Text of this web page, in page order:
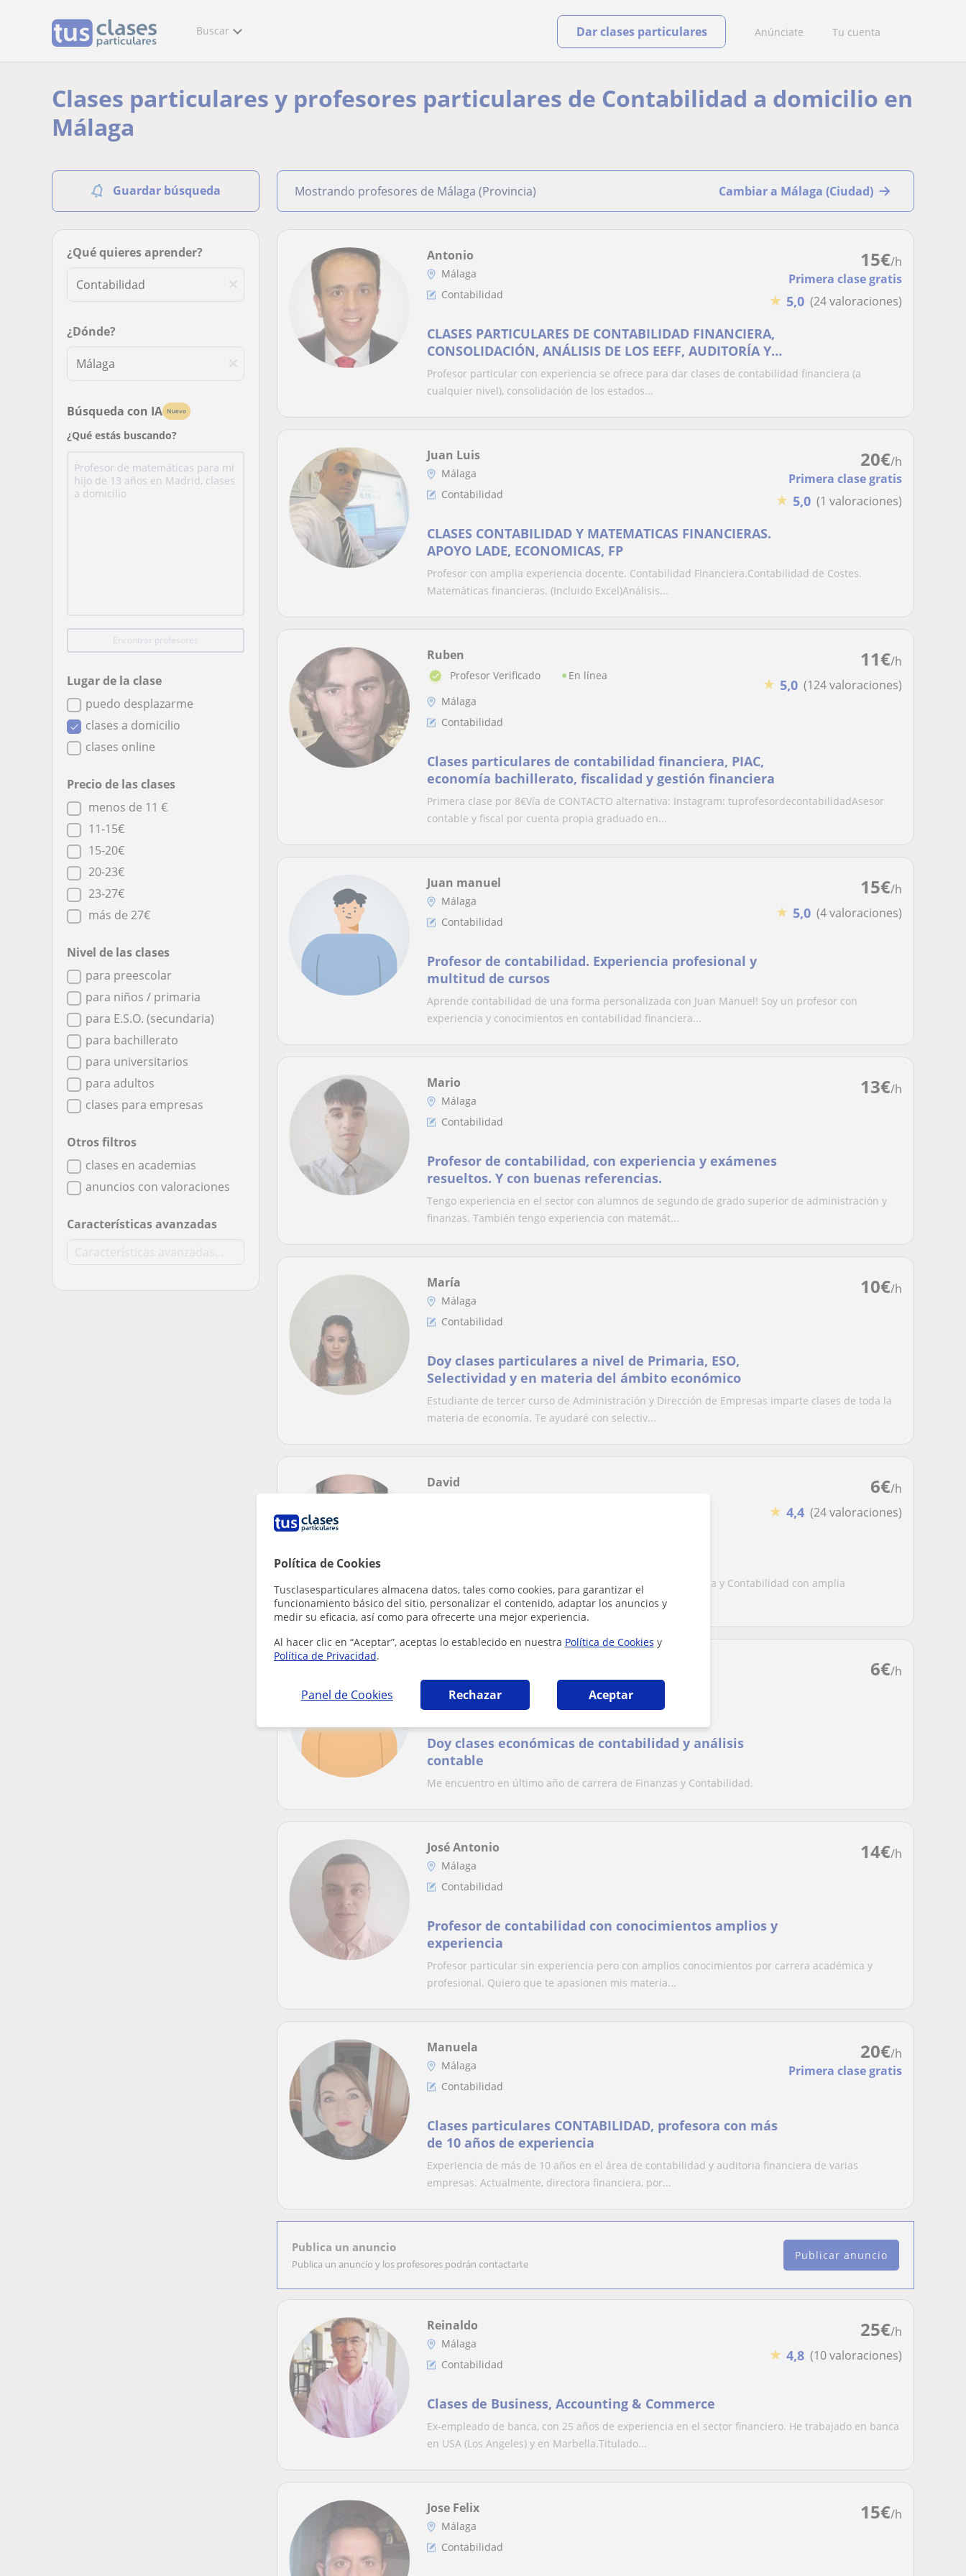
Política de Cookies
Tusclasesparticulares almacena datos, tales como cookies, para garantizar el
funcionamiento básico del sitio, personalizar el contenido, adaptar los anuncios y
medir su eficacia, así como para ofrecerte una mejor experiencia.
Al hacer clic en “Aceptar”, aceptas lo establecido en nuestra Política de Cookies y
Política de Privacidad.
Panel de Cookies Rechazar Aceptar
Buscar Anúnciate Tu cuenta
Dar clases particulares
Clases particulares y profesores particulares de Contabilidad a domicilio en
Málaga
Guardar búsqueda
¿Qué quieres aprender?
¿Dónde?
Búsqueda con IA Nuevo
¿Qué estás buscando?
Encontrar profesores
Lugar de la clase
puedo desplazarme
clases a domicilio
clases online
Precio de las clases
menos de 11 €
11-15€
15-20€
20-23€
23-27€
más de 27€
Nivel de las clases
para preescolar
para niños / primaria
para E.S.O. (secundaria)
para bachillerato
para universitarios
para adultos
clases para empresas
Otros filtros
clases en academias
anuncios con valoraciones
Características avanzadas
Mostrando profesores de Málaga (Provincia) Cambiar a Málaga (Ciudad)
15€/h
Primera clase gratis
★ 5,0 (24 valoraciones)
Antonio
Málaga
Contabilidad
CLASES PARTICULARES DE CONTABILIDAD FINANCIERA,
CONSOLIDACIÓN, ANÁLISIS DE LOS EEFF, AUDITORÍA Y
PREPARACIÓN DE PRUEBAS AL ROAC
Profesor particular con experiencia se ofrece para dar clases de contabilidad financiera (a
cualquier nivel), consolidación de los estados...
20€/h
Primera clase gratis
★ 5,0 (1 valoraciones)
Juan Luis
Málaga
Contabilidad
CLASES CONTABILIDAD Y MATEMATICAS FINANCIERAS.
APOYO LADE, ECONOMICAS, FP
Profesor con amplia experiencia docente. Contabilidad Financiera.Contabilidad de Costes.
Matemáticas financieras. (Incluido Excel)Análisis...
11€/h
★ 5,0 (124 valoraciones)
Ruben
Profesor Verificado
En línea
Málaga
Contabilidad
Clases particulares de contabilidad financiera, PIAC,
economía bachillerato, fiscalidad y gestión financiera
Primera clase por 8€Vía de CONTACTO alternativa: Instagram: tuprofesordecontabilidadAsesor
contable y fiscal por cuenta propia graduado en...
15€/h
★ 5,0 (4 valoraciones)
Juan manuel
Málaga
Contabilidad
Profesor de contabilidad. Experiencia profesional y
multitud de cursos
Aprende contabilidad de una forma personalizada con Juan Manuel! Soy un profesor con
experiencia y conocimientos en contabilidad financiera...
13€/h
Mario
Málaga
Contabilidad
Profesor de contabilidad, con experiencia y exámenes
resueltos. Y con buenas referencias.
Tengo experiencia en el sector con alumnos de segundo de grado superior de administración y
finanzas. También tengo experiencia con matemát...
10€/h
María
Málaga
Contabilidad
Doy clases particulares a nivel de Primaria, ESO,
Selectividad y en materia del ámbito económico
Estudiante de tercer curso de Administración y Dirección de Empresas imparte clases de toda la
materia de economía. Te ayudaré con selectiv...
6€/h
★ 4,4 (24 valoraciones)
David
Diplomado en Ciencias Empresariales y Máster en Auditoría y Contabilidad con amplia
experiencia en asesoría Contable-Fiscal y como docente...
6€/h
Málaga
Contabilidad
Doy clases económicas de contabilidad y análisis
contable
Me encuentro en último año de carrera de Finanzas y Contabilidad.
14€/h
José Antonio
Málaga
Contabilidad
Profesor de contabilidad con conocimientos amplios y
experiencia
Profesor particular sin experiencia pero con amplios conocimientos por carrera académica y
profesional. Quiero que te apasionen mis materia...
20€/h
Primera clase gratis
Manuela
Málaga
Contabilidad
Clases particulares CONTABILIDAD, profesora con más
de 10 años de experiencia
Experiencia de más de 10 años en el área de contabilidad y auditoria financiera de varias
empresas. Actualmente, directora financiera, por...
Publica un anuncio
Publica un anuncio y los profesores podrán contactarte
Publicar anuncio
25€/h
★ 4,8 (10 valoraciones)
Reinaldo
Málaga
Contabilidad
Clases de Business, Accounting & Commerce
Ex-empleado de banca, con 25 años de experiencia en el sector financiero. He trabajado en banca
en USA (Los Angeles) y en Marbella.Titulado...
15€/h
Jose Felix
Málaga
Contabilidad